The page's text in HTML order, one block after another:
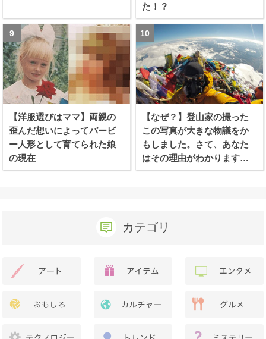
た！？
【洋服選びはママ】両親の
歪んだ想いによってバービ
ー人形として育てられた娘
の現在
【なぜ？】登山家の撮った
この写真が大きな物議をか
もしました。さて、あなた
はその理由がわかります
か？
カテゴリ